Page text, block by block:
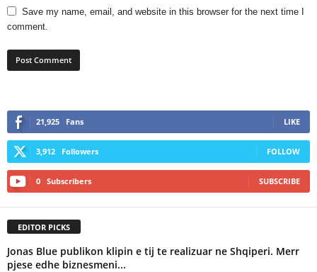
Save my name, email, and website in this browser for the next time I
comment.
21,925 Fans LIKE
3,912 Followers FOLLOW
0 Subscribers SUBSCRIBE
EDITOR PICKS
Jonas Blue publikon klipin e tij te realizuar ne Shqiperi. Merr
pjese edhe biznesmeni...